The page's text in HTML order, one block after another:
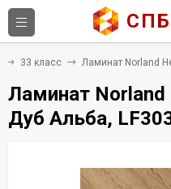
СПБ
33 класс Ламинат Norland
Ламинат Norland
Дуб Альба,